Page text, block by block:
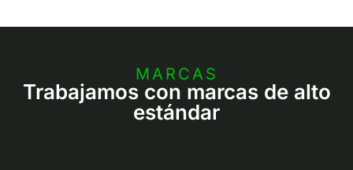
MARCAS
Trabajamos con marcas de alto
estándar